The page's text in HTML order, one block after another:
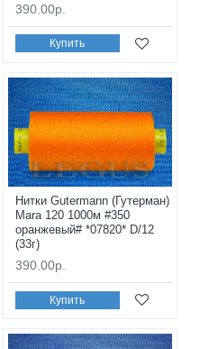
390.00р.
Купить
Нитки Gutermann (Гутерман)
Mara 120 1000м #350
оранжевый# *07820* D/12
(33г)
390.00р.
Купить